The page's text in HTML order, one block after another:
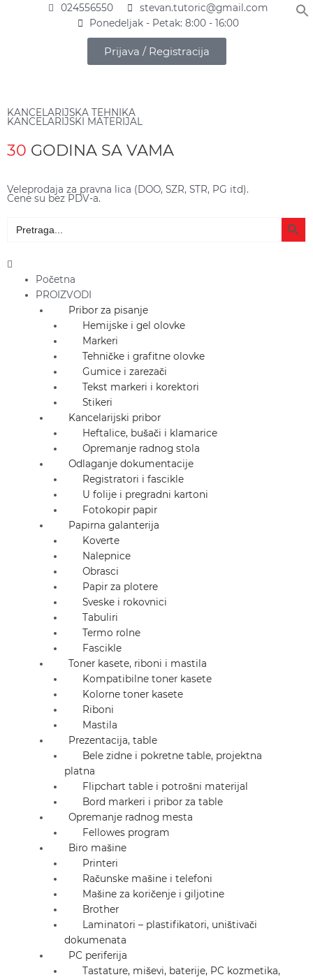
024556550
stevan.tutoric@gmail.com
Ponedeljak - Petak: 8:00 - 16:00
Prijava / Registracija
KANCELARIJSKA TEHNIKA
KANCELARIJSKI MATERIJAL
30 GODINA SA VAMA
Veleprodaja za pravna lica (DOO, SZR, STR, PG itd).
Cene su bez PDV-a.
for:
Search
Main
Menu
Početna
PROIZVODI
Pribor za pisanje
Hemijske i gel olovke
Markeri
Tehničke i grafitne olovke
Gumice i zarezači
Tekst markeri i korektori
Stikeri
Kancelarijski pribor
Heftalice, bušači i klamarice
Opremanje radnog stola
Odlaganje dokumentacije
Registratori i fascikle
U folije i pregradni kartoni
Fotokopir papir
Papirna galanterija
Koverte
Nalepnice
Obrasci
Papir za plotere
Sveske i rokovnici
Tabuliri
Termo rolne
Fascikle
Toner kasete, riboni i mastila
Kompatibilne toner kasete
Kolorne toner kasete
Riboni
Mastila
Prezentacija, table
Bele zidne i pokretne table, projektna
platna
Flipchart table i potrošni materijal
Bord markeri i pribor za table
Opremanje radnog mesta
Fellowes program
Biro mašine
Printeri
Računske mašine i telefoni
Mašine za koričenje i giljotine
Brother
Laminatori – plastifikatori, uništivači
dokumenata
PC periferija
Tastature, miševi, baterije, PC kozmetika,